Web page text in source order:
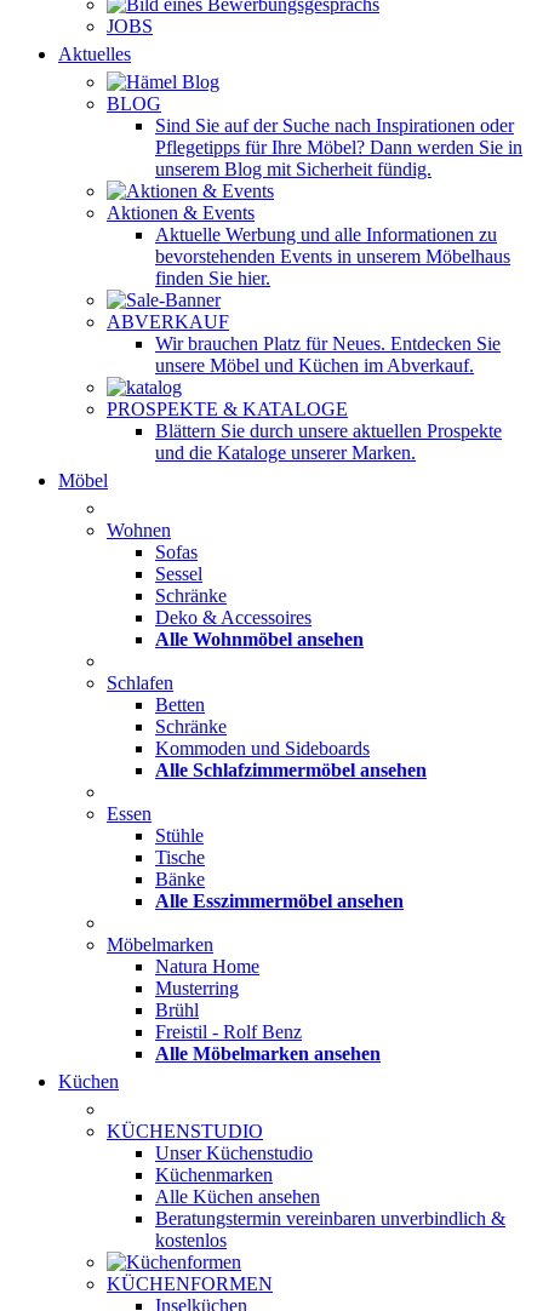
JOBS
Aktuelles
BLOG
Sind Sie auf der Suche nach Inspirationen oder
Pflegetipps für Ihre Möbel? Dann werden Sie in
unserem Blog mit Sicherheit fündig.
Aktionen & Events
Aktuelle Werbung und alle Informationen zu
bevorstehenden Events in unserem Möbelhaus
finden Sie hier.
ABVERKAUF
Wir brauchen Platz für Neues. Entdecken Sie
unsere Möbel und Küchen im Abverkauf.
PROSPEKTE & KATALOGE
Blättern Sie durch unsere aktuellen Prospekte
und die Kataloge unserer Marken.
Möbel
Wohnen
Sofas
Sessel
Schränke
Deko & Accessoires
Alle Wohnmöbel ansehen
Schlafen
Betten
Schränke
Kommoden und Sideboards
Alle Schlafzimmermöbel ansehen
Essen
Stühle
Tische
Bänke
Alle Esszimmermöbel ansehen
Möbelmarken
Natura Home
Musterring
Brühl
Freistil - Rolf Benz
Alle Möbelmarken ansehen
Küchen
KÜCHENSTUDIO
Unser Küchenstudio
Küchenmarken
Alle Küchen ansehen
Beratungstermin vereinbaren unverbindlich &
kostenlos
KÜCHENFORMEN
Inselküchen